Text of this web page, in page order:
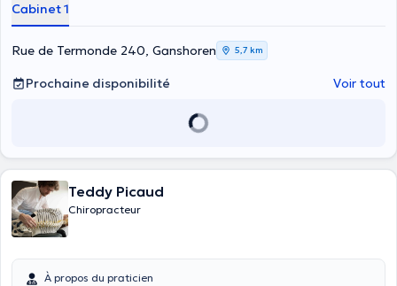
traitement des troubles neuro-musculo-squelettique. Le
Chiropracteur, par sa prise en charge du patient dans sa globalité,
permet d’identifier l’origine et la cause des symptômes. Votre
Chiropracteur propose des soins adaptés à chacun grâce à
l’utilisation de plusieurs techniques (Ajustement Chiropratique,
mobilisation des articulations, technique musculaire, DROP,
chaque corps possède un système nerveux ne demandant qu’à
Cabinet 1
Rue de Termonde 240, Ganshoren 5,7 km
Prochaine disponibilité Voir tout
Teddy Picaud
Chiropracteur
À propos du praticien